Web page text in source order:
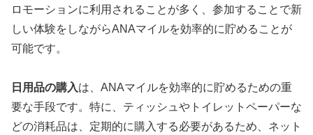
ロモーションに利用されることが多く、参加することで新
しい体験をしながらANAマイルを効率的に貯めることが
可能です。
日用品の購入は、ANAマイルを効率的に貯めるための重
要な手段です。特に、ティッシュやトイレットペーパーな
どの消耗品は、定期的に購入する必要があるため、ネット